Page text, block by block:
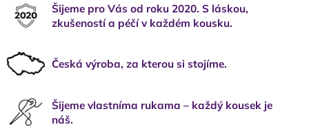
Šijeme pro Vás od roku 2020. S láskou,
zkušeností a péčí v každém kousku.
Česká výroba, za kterou si stojíme.
Šijeme vlastníma rukama – každý kousek je
náš.